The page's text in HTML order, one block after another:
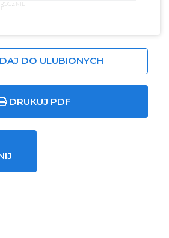
DO ULUBIONYCH
DRUKUJ PDF